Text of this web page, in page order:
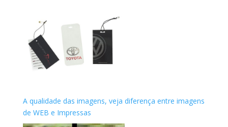
A qualidade das imagens, veja diferença entre imagens
de WEB e Impressas